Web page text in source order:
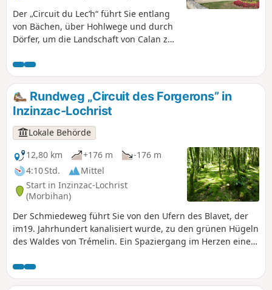
Der „Circuit du Lec’h“ führt Sie entlang
von Bächen, über Hohlwege und durch
Dörfer, um die Landschaft von Calan zu
ländliche Kulturerbe und den „Lec’h“
von Kerandiot, eine gallische Grabstele,
kennenzulernen. Verpassen Sie nicht
die Église de la Trinité, ein Meisterwerk
der bretonischen Romanik:
Kirchenschiff, geschnitzte Kapitelle und
Wandmalereien, gotischer Chor und
Beinhausgalerie.
Rundweg „Circuit des Forgerons” in
Inzinzac-Lochrist
Lokale Behörde
12,80 km
+176 m
-176 m
4:10 Std.
Mittel
Start in Inzinzac-Lochrist
(Morbihan)
Der Schmiedeweg führt Sie von den Ufern des Blavet, der
im19. Jahrhundert kanalisiert wurde, zu den grünen Hügeln
des Waldes von Trémelin. Ein Spaziergang im Herzen einer
Kerglaw genutzt wurde, die Eisen herstellten, um den
Bedarf der bretonischen Konservenfabriken zu decken.